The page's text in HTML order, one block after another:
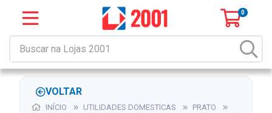
0
VOLTAR
INÍCIO UTILIDADES DOMESTICAS
PRATO